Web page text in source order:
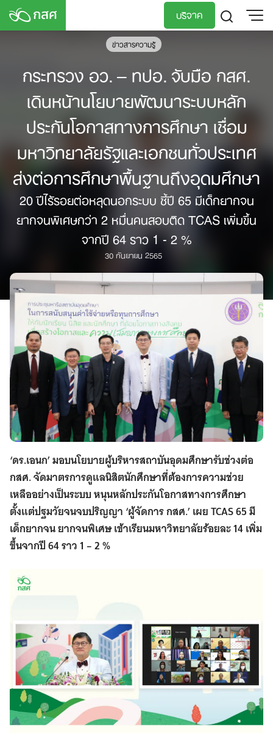
Skip
บริจาค
ข่าวสารความรู้
กระทรวง อว. – ทปอ. จับมือ กสศ.
เดินหน้านโยบายพัฒนาระบบหลัก
ประกันโอกาสทางการศึกษา เชื่อม
มหาวิทยาลัยรัฐและเอกชนทั่วประเทศ
ส่งต่อการศึกษาพื้นฐานถึงอุดมศึกษา
20 ปีไร้รอยต่อหลุดนอกระบบ ชี้ปี 65 มีเด็กยากจน
ยากจนพิเศษกว่า 2 หมื่นคนสอบติด TCAS เพิ่มขึ้น
จากปี 64 ราว 1 - 2 %
30 กันยายน 2565
‘ดร.เอนก’ มอบนโยบายผู้บริหารสถาบันอุดมศึกษารับช่วงต่อ
กสศ. จัดมาตรการดูแลนิสิตนักศึกษาที่ต้องการความช่วย
เหลืออย่างเป็นระบบ หนุนหลักประกันโอกาสทางการศึกษา
ตั้งแต่ปฐมวัยจนจบปริญญา ‘ผู้จัดการ กสศ.’ เผย TCAS 65 มี
เด็กยากจน ยากจนพิเศษ เข้าเรียนมหาวิทยาลัยร้อยละ 14 เพิ่ม
ขึ้นจากปี 64 ราว 1 – 2 %